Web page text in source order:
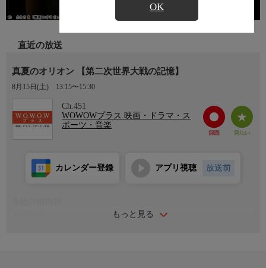
OK
直近の放送
真夏のオリオン 【第二次世界大戦の記憶】
8月15日(土) 13:15〜15:30
Ch.451
WOWOWプラス 映画・ドラマ・ス
ポーツ・音楽
もっと見る
カレンダー登録 アプリ視聴 放送前